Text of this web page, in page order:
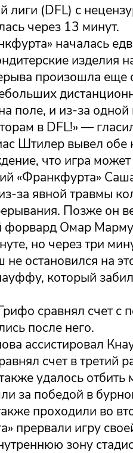
лиги (DFL) с
через 13 минут.
началась
изделия
произошла еще
поле, и из-за
в DFL!» —
Штилер вывел
что игра
«Франкфурта»
за явной травмы
Позже он
форвард Омар
но через три
остановился на
который
сравнял счет с
после него.
ассистировал
счет в третий
удалось
за победой в
проходили во
прервали игру
зону